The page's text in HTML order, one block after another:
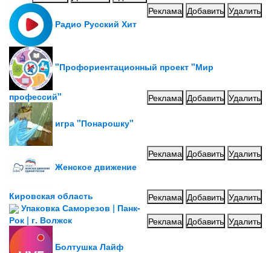
Радио Русский Хит
Реклама Добавить Удалить
"Профориентационный проект "Мир
профессий" Реклама Добавить Удалить
игра "Понарошку"
Реклама Добавить Удалить
Женское движение
Кировская область Реклама Добавить Удалить
Упаковка Саморезов | Панк-
Рок | г. Волжск
Реклама Добавить Удалить
Болтушка Лайф